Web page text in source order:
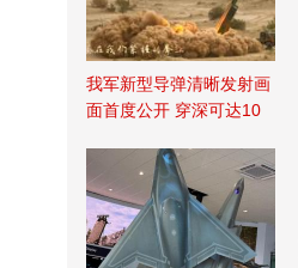
我军新型导弹清晰发射画
面首度公开 穿深可达10